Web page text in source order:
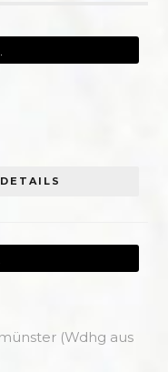
(Wdhg aus